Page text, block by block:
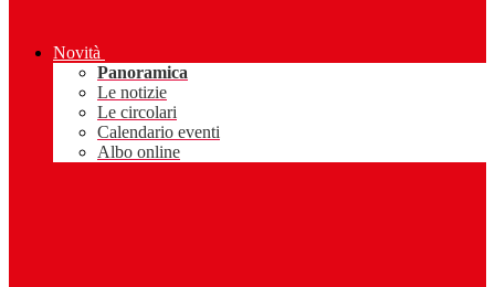
Novità
Panoramica
Le notizie
Le circolari
Calendario eventi
Albo online